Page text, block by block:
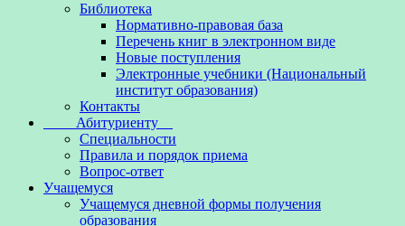
Библиотека
Нормативно-правовая база
Перечень книг в электронном виде
Новые поступления
Электронные учебники (Национальный
институт образования)
Контакты
Абитуриенту
Специальности
Правила и порядок приема
Вопрос-ответ
Учащемуся
Учащемуся дневной формы получения
образования